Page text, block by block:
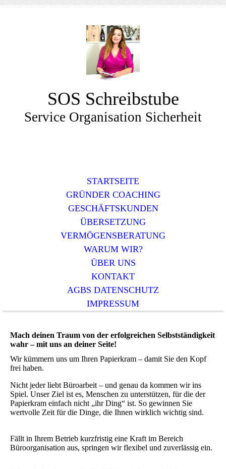
SOS Schreibstube
Service Organisation Sicherheit
STARTSEITE
GRÜNDER COACHING
GESCHÄFTSKUNDEN
ÜBERSETZUNG
VERMÖGENSBERATUNG
WARUM WIR?
ÜBER UNS
KONTAKT
AGBS DATENSCHUTZ
IMPRESSUM
Mach deinen Traum von der erfolgreichen Selbstständigkeit
wahr – mit uns an deiner Seite!
Wir kümmern uns um Ihren Papierkram – damit Sie den Kopf
frei haben.
Nicht jeder liebt Büroarbeit – und genau da kommen wir ins
Spiel. Unser Ziel ist es, Menschen zu unterstützen, für die der
Papierkram einfach nicht „ihr Ding“ ist. So gewinnen Sie
wertvolle Zeit für die Dinge, die Ihnen wirklich wichtig sind.
Fällt in Ihrem Betrieb kurzfristig eine Kraft im Bereich
Büroorganisation aus, springen wir flexibel und zuverlässig ein.